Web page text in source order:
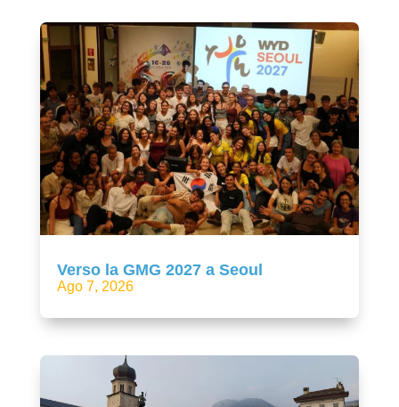
Verso la GMG 2027 a Seoul
Ago 7, 2026